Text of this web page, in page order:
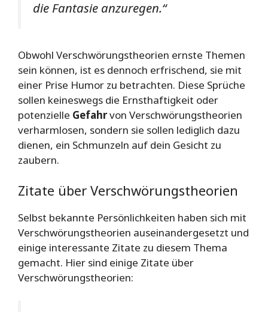
die Fantasie anzuregen.“
Obwohl Verschwörungstheorien ernste Themen
sein können, ist es dennoch erfrischend, sie mit
einer Prise Humor zu betrachten. Diese Sprüche
sollen keineswegs die Ernsthaftigkeit oder
potenzielle Gefahrvon Verschwörungstheorien
verharmlosen, sondern sie sollen lediglich dazu
dienen, ein Schmunzeln auf dein Gesicht zu
zaubern.
Zitate über Verschwörungstheorien
Selbst bekannte Persönlichkeiten haben sich mit
Verschwörungstheorien auseinandergesetzt und
einige interessante Zitate zu diesem Thema
gemacht. Hier sind einige Zitate über
Verschwörungstheorien: